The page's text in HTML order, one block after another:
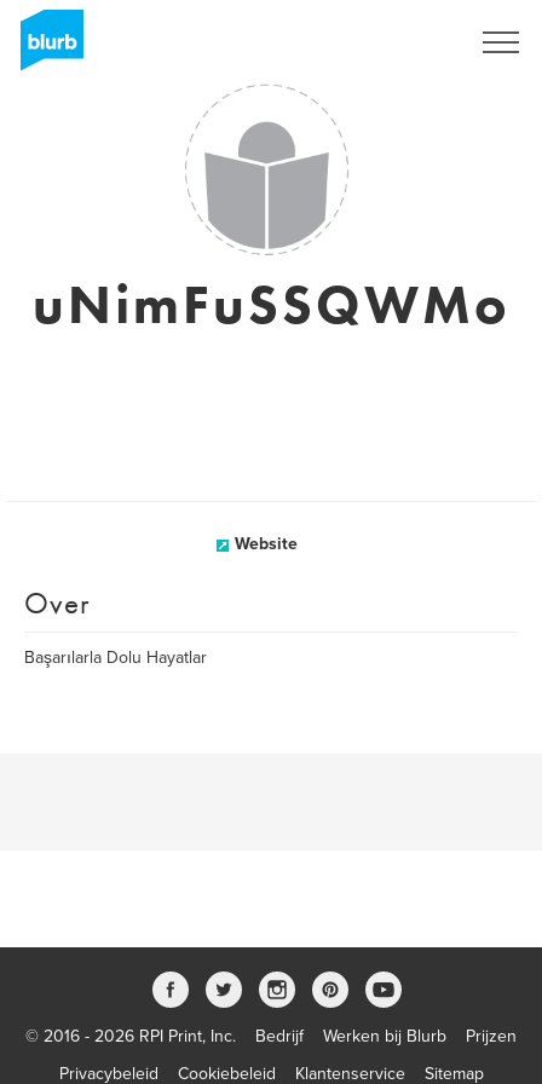
uNimFuSSQWMo
Website
Over
Başarılarla Dolu Hayatlar
© 2016 - 2026 RPI Print, Inc. Bedrijf Werken bij Blurb
Prijzen
Privacybeleid
Cookiebeleid Klantenservice Sitemap